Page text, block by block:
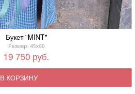
Букет "MINT"
Размер: 45x60
19 750 руб.
В КОРЗИНУ